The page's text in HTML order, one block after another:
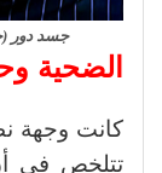
جسد دور
الضحية
كانت وجهة
تتلخص في